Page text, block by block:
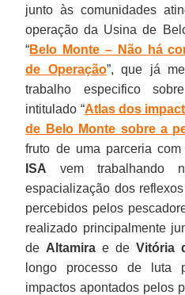
junto às comunidades
operação da Usina de
“Belo Monte – Não há
de Operação”, que já
trabalho especifico
intitulado “Atlas dos
de Belo Monte sobre a
fruto de uma parceria
ISA vem trabalhando
espacialização dos
percebidos pelos
realizado principalmente
de Altamira e de Vitória
longo processo de luta
impactos apontados pelos